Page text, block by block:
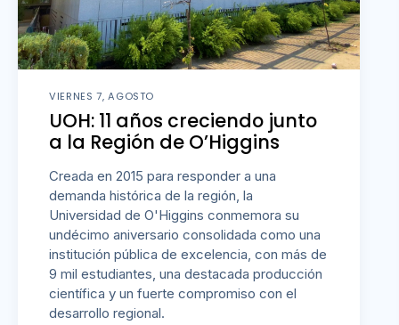
VIERNES 7, AGOSTO
UOH: 11 años creciendo junto
a la Región de O’Higgins
Creada en 2015 para responder a una
demanda histórica de la región, la
Universidad de O'Higgins conmemora su
undécimo aniversario consolidada como una
institución pública de excelencia, con más de
9 mil estudiantes, una destacada producción
científica y un fuerte compromiso con el
desarrollo regional.